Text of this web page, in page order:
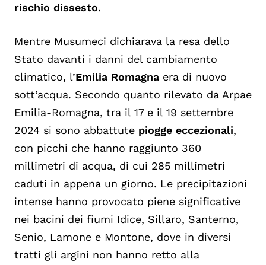
rischio dissesto.
Mentre Musumeci dichiarava la resa dello
Stato davanti i danni del cambiamento
climatico, l’Emilia Romagna era di nuovo
sott’acqua. Secondo quanto rilevato da Arpae
Emilia-Romagna, tra il 17 e il 19 settembre
2024 si sono abbattute piogge eccezionali,
con picchi che hanno raggiunto 360
millimetri di acqua, di cui 285 millimetri
caduti in appena un giorno. Le precipitazioni
intense hanno provocato piene significative
nei bacini dei fiumi Idice, Sillaro, Santerno,
Senio, Lamone e Montone, dove in diversi
tratti gli argini non hanno retto alla